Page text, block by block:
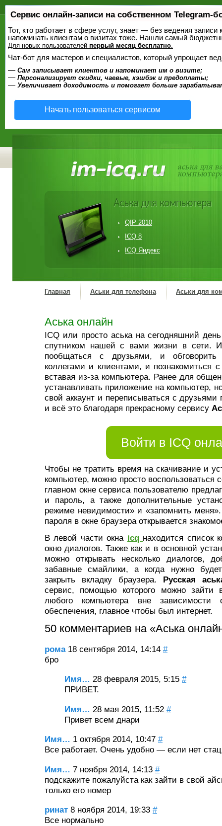
Сервис онлайн-записи на собственном Telegram-
Тот, кто работает в сфере услуг, знает — без ведения
напоминать клиентам о визитах тоже. Нашли самый
Для новых пользователей первый месяц бесплатно.
Чат-бот для мастеров и специалистов, который упрощает
— Сам записывает клиентов и напоминает им о визите;
— Персонализирует скидки, чаевые, кэшбэк и предоплаты;
— Увеличивает доходимость и помогает больше
Начать пользоваться сервисом
QIP 2010
ICQ 8
ICQ Яндекс
Главная Аськи для телефона Аськи для
Аська онлайн
ICQ или просто аська на сегодняшний
спутником нашей с вами жизни в сети.
пообщаться с друзьями, и
коллегами и клиентами, и познакомиться
вставая из-за компьютера. Ранее для
устанавливать приложение на компьютер,
свой аккаунт и переписываться с друзьями
и всё это благодаря прекрасному сервису
Войти в ICQ
Чтобы не тратить время на скачивание и
компьютер, можно просто воспользоваться
главном окне сервиса пользователю
и пароль, а также дополнительные
режиме невидимости» и «запомнить
пароля в окне браузера открывается
В левой части окна icq находится список
окно диалогов. Также как и в основной
можно открывать несколько диалогов,
забавные смайлики, а когда нужно
закрыть вкладку браузера. Русская
сервис, помощью которого можно зайти
любого компьютера вне зависимости
обеспечения, главное чтобы был интернет.
50 комментариев на «Аська
рома 18 сентября 2014, 14:14 #
бро
Имя… 28 февраля 2015, 5:15 #
ПРИВЕТ.
Имя… 28 мая 2015, 11:52 #
Привет всем днари
Имя… 1 октября 2014, 10:47 #
Все работает. Очень удобно — если нет
Имя… 7 ноября 2014, 14:13 #
подскажите пожалуйста как зайти в свой
только его номер
ринат 8 ноября 2014, 19:33 #
Все нормально